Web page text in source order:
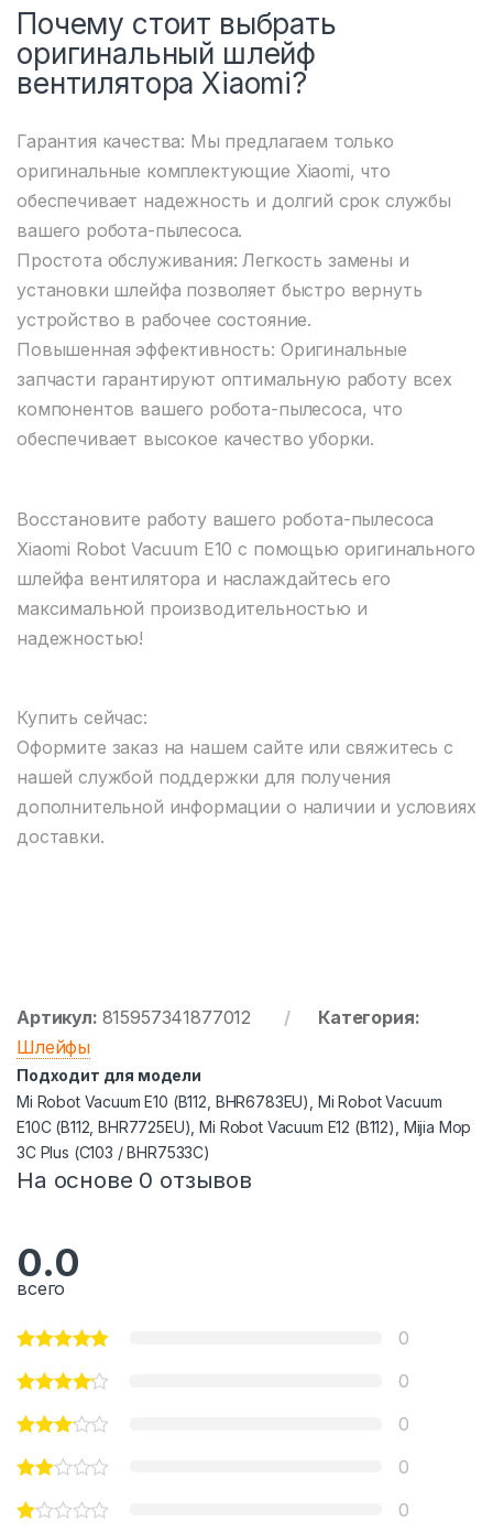
Почему стоит выбрать
оригинальный шлейф
вентилятора Xiaomi?
Гарантия качества: Мы предлагаем только
оригинальные комплектующие Xiaomi, что
обеспечивает надежность и долгий срок службы
вашего робота-пылесоса.
Простота обслуживания: Легкость замены и
установки шлейфа позволяет быстро вернуть
устройство в рабочее состояние.
Повышенная эффективность: Оригинальные
запчасти гарантируют оптимальную работу всех
компонентов вашего робота-пылесоса, что
обеспечивает высокое качество уборки.
Восстановите работу вашего робота-пылесоса
Xiaomi Robot Vacuum E10 с помощью оригинального
шлейфа вентилятора и наслаждайтесь его
максимальной производительностью и
надежностью!
Купить сейчас:
Оформите заказ на нашем сайте или свяжитесь с
нашей службой поддержки для получения
дополнительной информации о наличии и условиях
доставки.
Артикул: 815957341877012
Категория:
Шлейфы
Подходит для модели
Mi Robot Vacuum E10 (B112, ВНR6783ЕU), Mi Robot Vacuum
E10C (B112, BHR7725EU), Mi Robot Vacuum E12 (B112), Mijia Mop
3С Рlus (C103 / BНR7533С)
На основе 0 отзывов
0.0
всего
0
0
0
0
0